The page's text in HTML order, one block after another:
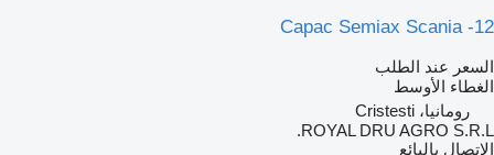
Capac Semiax Scania -12
السعر عند الطلب
الغطاء الأوسط
رومانيا، Cristesti
ROYAL DRU AGRO S.R.L.
الاتصال بالبائع